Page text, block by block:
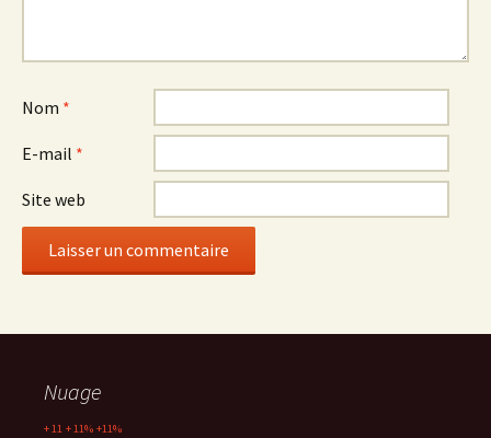
Nom *
E-mail *
Site web
Nuage
+ 11 + 11% +11%